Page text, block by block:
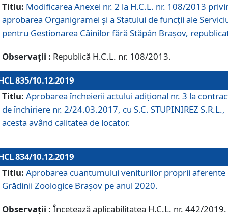
Titlu: Modificarea Anexei nr. 2 la H.C.L. nr. 108/2013
aprobarea Organigramei şi a Statului de funcții ale
pentru Gestionarea Câinilor fără Stăpân Brașov,
Observații : Republică H.C.L. nr. 108/2013.
835/10.12.2019
Titlu: Aprobarea încheierii actului adițional nr. 3 la
de închiriere nr. 2/24.03.2017, cu S.C. STUPINIREZ S.R.L.,
acesta având calitatea de locator.
834/10.12.2019
Titlu: Aprobarea cuantumului veniturilor proprii aferente
Grădinii Zoologice Braşov pe anul 2020.
Observații : Încetează aplicabilitatea H.C.L. nr. 442/2019.